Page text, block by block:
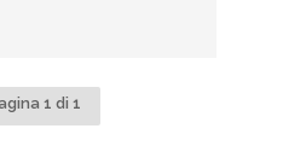
1 di 1